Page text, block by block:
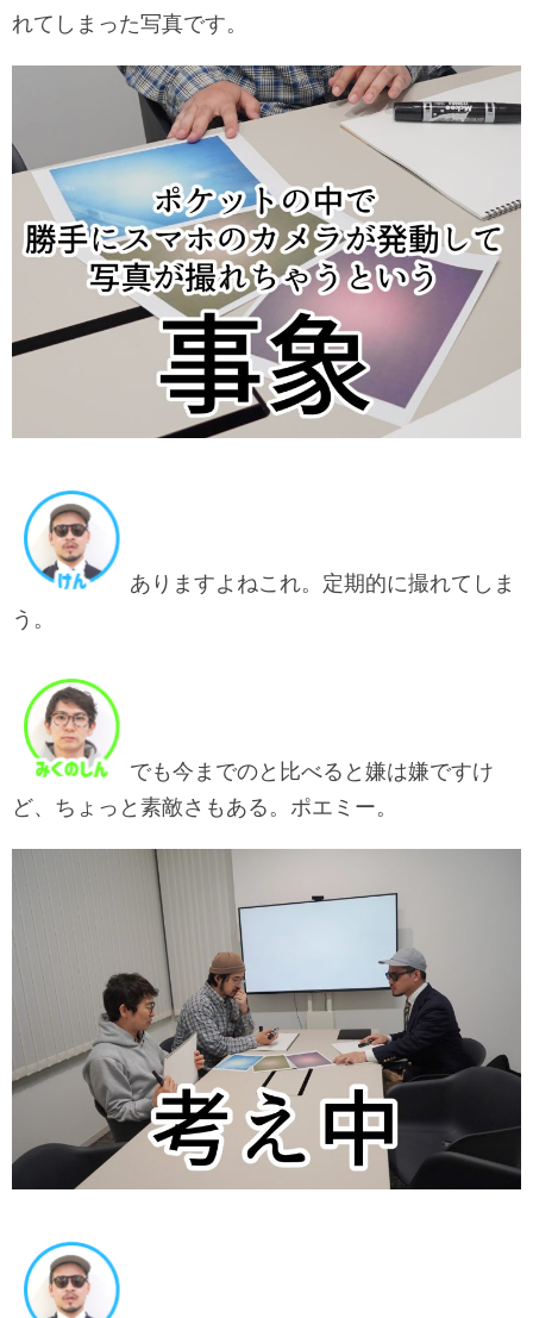
れてしまった写真です。
ありますよねこれ。定期的に撮れてしま
う。
でも今までのと比べると嫌は嫌ですけ
ど、ちょっと素敵さもある。ポエミー。